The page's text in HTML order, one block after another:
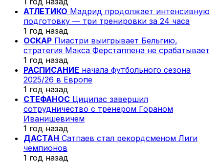
АТЛЕТИКО Мадрид продолжает интенсивную
подготовку — три тренировки за 24 часа
1 год назад
ОСКАР Пиастри выигрывает Бельгию,
стратегия Макса Ферстаппена не срабатывает
1 год назад
РАСПИСАНИЕ начала футбольного сезона
2025/26 в Европе
1 год назад
СТЕФАНОС Циципас завершил
сотрудничество с тренером Гораном
Иванишевичем
1 год назад
ДАСТАН Сатпаев стал рекордсменом Лиги
чемпионов
1 год назад